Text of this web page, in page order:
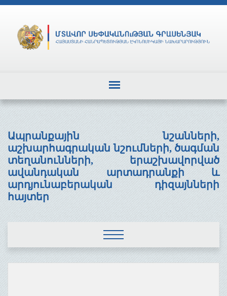
Ապրանքային նշանների,
աշխարհագրական նշումների, ծագման
տեղանունների, երաշխավորված
ավանդական արտադրանքի և
արդյունաբերական դիզայնների
հայտեր